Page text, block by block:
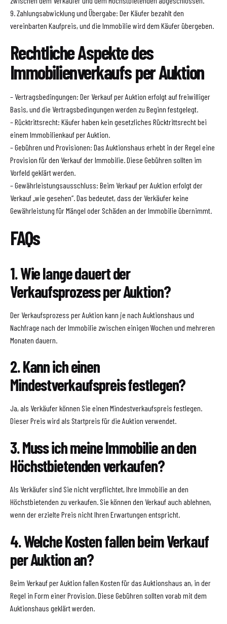
9. Zahlungsabwicklung und Übergabe: Der Käufer bezahlt den
vereinbarten Kaufpreis, und die Immobilie wird dem Käufer übergeben.
Rechtliche Aspekte des
Immobilienverkaufs per Auktion
– Vertragsbedingungen: Der Verkauf per Auktion erfolgt auf freiwilliger
Basis, und die Vertragsbedingungen werden zu Beginn festgelegt.
– Rücktrittsrecht: Käufer haben kein gesetzliches Rücktrittsrecht bei
einem Immobilienkauf per Auktion.
– Gebühren und Provisionen: Das Auktionshaus erhebt in der Regel eine
Provision für den Verkauf der Immobilie. Diese Gebühren sollten im
Vorfeld geklärt werden.
– Gewährleistungsausschluss: Beim Verkauf per Auktion erfolgt der
Verkauf „wie gesehen“. Das bedeutet, dass der Verkäufer keine
Gewährleistung für Mängel oder Schäden an der Immobilie übernimmt.
FAQs
1. Wie lange dauert der
Verkaufsprozess per Auktion?
Der Verkaufsprozess per Auktion kann je nach Auktionshaus und
Nachfrage nach der Immobilie zwischen einigen Wochen und mehreren
Monaten dauern.
2. Kann ich einen
Mindestverkaufspreis festlegen?
Ja, als Verkäufer können Sie einen Mindestverkaufspreis festlegen.
Dieser Preis wird als Startpreis für die Auktion verwendet.
3. Muss ich meine Immobilie an den
Höchstbietenden verkaufen?
Als Verkäufer sind Sie nicht verpflichtet, Ihre Immobilie an den
Höchstbietenden zu verkaufen. Sie können den Verkauf auch ablehnen,
wenn der erzielte Preis nicht Ihren Erwartungen entspricht.
4. Welche Kosten fallen beim Verkauf
per Auktion an?
Beim Verkauf per Auktion fallen Kosten für das Auktionshaus an, in der
Regel in Form einer Provision. Diese Gebühren sollten vorab mit dem
Auktionshaus geklärt werden.